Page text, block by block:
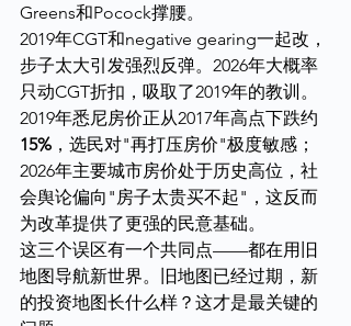
Greens和Pocock撑腰。
2019年CGT和negative gearing一起改，
步子太大引发强烈反弹。2026年大概率
只动CGT折扣，吸取了2019年的教训。
2019年悉尼房价正从2017年高点下跌约
15% ，选民对"再打压房价"极度敏感；
2026年主要城市房价处于历史高位，社
会舆论偏向"房子太贵买不起"，这反而
为改革提供了更强的民意基础。
这三个误区有一个共同点——都在用旧
地图导航新世界。旧地图已经过期，新
的投资地图长什么样？这才是最关键的